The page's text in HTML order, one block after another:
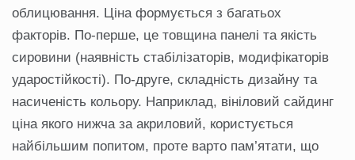
облицювання. Ціна формується з багатьох
факторів. По-перше, це товщина панелі та якість
сировини (наявність стабілізаторів, модифікаторів
ударостійкості). По-друге, складність дизайну та
насиченість кольору. Наприклад, вініловий сайдинг
ціна якого нижча за акриловий, користується
найбільшим попитом, проте варто пам’ятати, що